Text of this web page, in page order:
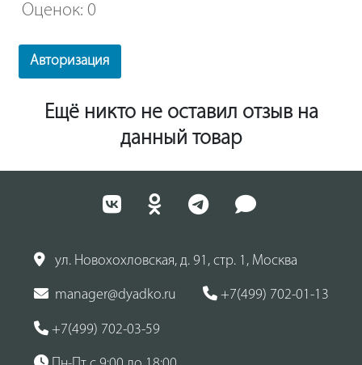
Оценок: 0
Авторизация
Ещё никто не оставил отзыв на
данный товар
ул. Новохохловская, д. 91, стр. 1, Москва
manager@dyadko.ru +7(499) 702-01-13
+7(499) 702-03-59